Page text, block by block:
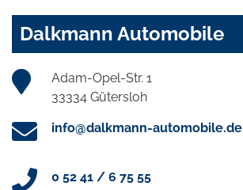
Dalkmann Automobile
Adam-Opel-Str. 1
33334 Gütersloh
info@dalkmann-automobile.de
0 52 41 / 6 75 55